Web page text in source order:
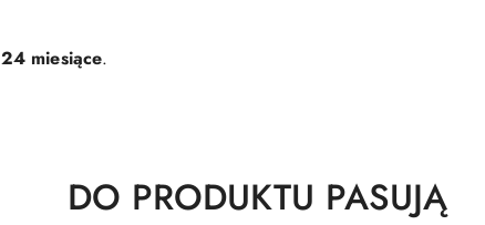
24 miesiące.
Produkty
DO PRODUKTU PASUJĄ